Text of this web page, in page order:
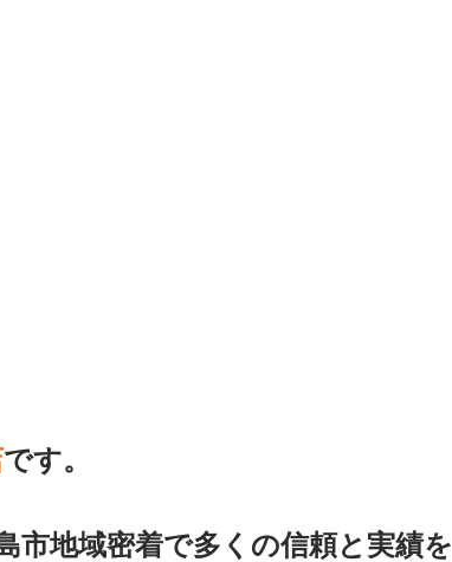
です。
市地域密着で多くの信頼と実績を